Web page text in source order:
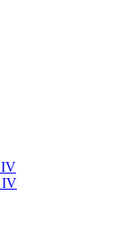
IV
IV